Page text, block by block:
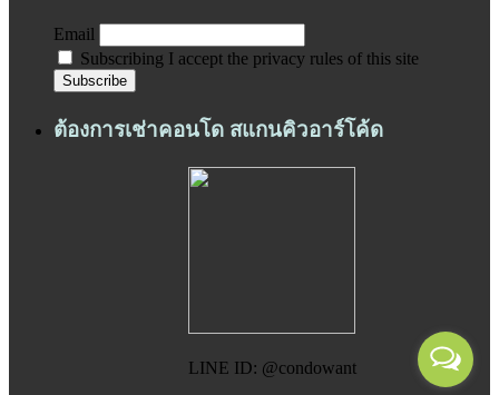
Email
Subscribing I accept the privacy rules of this site
ต้องการเช่าคอนโด สแกนคิวอาร์โค้ด
LINE ID: @condowant